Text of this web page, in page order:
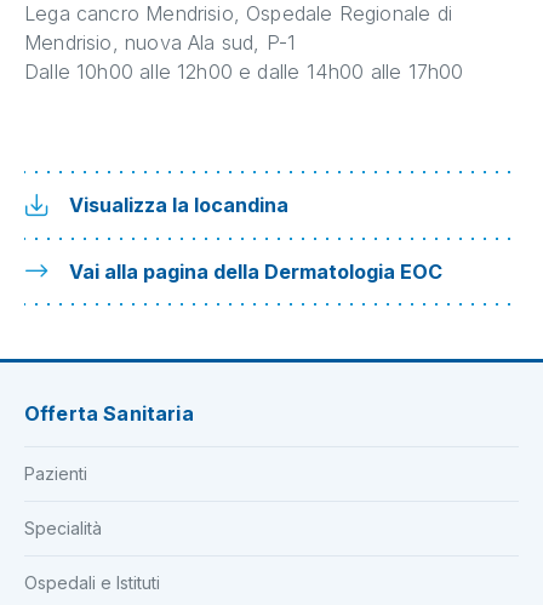
Lega cancro Mendrisio, Ospedale Regionale di
Mendrisio, nuova Ala sud, P-1
Dalle 10h00 alle 12h00 e dalle 14h00 alle 17h00
Visualizza la locandina
Vai alla pagina della Dermatologia EOC
Offerta Sanitaria
Pazienti
Specialità
Ospedali e Istituti